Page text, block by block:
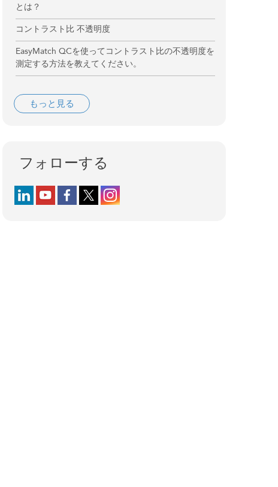
とは？
コントラスト比 不透明度
EasyMatch QCを使ってコントラスト比の不透明度を
測定する方法を教えてください。
もっと見る
フォローする
Follow us on LinkedIn
Follow us on YouTube
Follow us on Facebook
Follow us on X (formerly Twitter)
Follow us on Instagram